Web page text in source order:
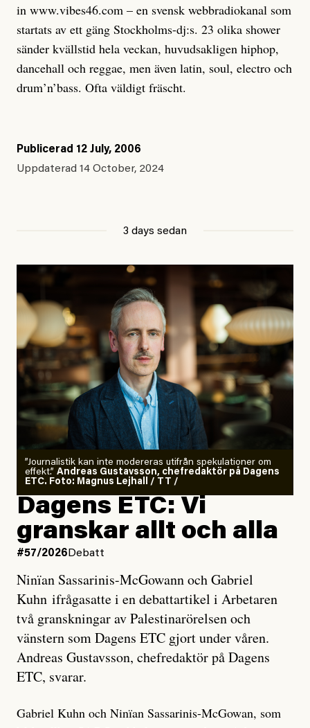
in www.vibes46.com – en svensk webbradiokanal som
startats av ett gäng Stockholms-dj:s. 23 olika shower
sänder kvällstid hela veckan, huvudsakligen hiphop,
dancehall och reggae, men även latin, soul, electro och
drum’n’bass. Ofta väldigt fräscht.
Publicerad 12 July, 2006
Uppdaterad 14 October, 2024
3 days sedan
”Journalistik kan inte modereras utifrån spekulationer om
effekt.” Andreas Gustavsson, chefredaktör på Dagens
ETC. Foto: Magnus Lejhall / TT /
Dagens ETC: Vi
granskar allt och alla
#57/2026 Debatt
Ninïan Sassarinis-McGowann och Gabriel
Kuhn ifrågasatte i en debattartikel i Arbetaren
två granskningar av Palestinarörelsen och
vänstern som Dagens ETC gjort under våren.
Andreas Gustavsson, chefredaktör på Dagens
ETC, svarar.
Gabriel Kuhn och Ninïan Sassarinis-McGowan, som